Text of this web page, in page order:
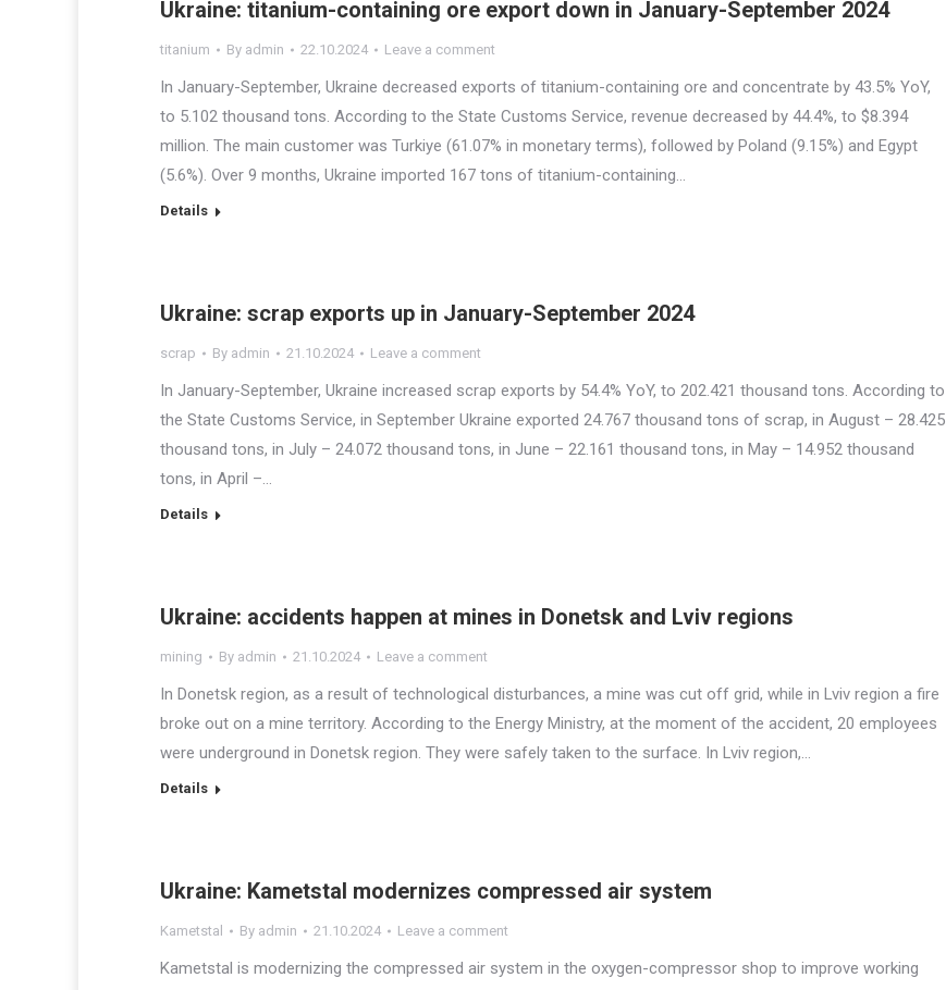
Ukraine: titanium-containing ore export down in January-September 2024
titanium By admin 22.10.2024 Leave a comment
In January-September, Ukraine decreased exports of titanium-containing ore and concentrate by 43.5% YoY,
to 5.102 thousand tons. According to the State Customs Service, revenue decreased by 44.4%, to $8.394
million. The main customer was Turkiye (61.07% in monetary terms), followed by Poland (9.15%) and Egypt
(5.6%). Over 9 months, Ukraine imported 167 tons of titanium-containing…
Details
Ukraine: scrap exports up in January-September 2024
scrap By admin 21.10.2024 Leave a comment
In January-September, Ukraine increased scrap exports by 54.4% YoY, to 202.421 thousand tons. According to
the State Customs Service, in September Ukraine exported 24.767 thousand tons of scrap, in August – 28.425
thousand tons, in July – 24.072 thousand tons, in June – 22.161 thousand tons, in May – 14.952 thousand
tons, in April –…
Details
Ukraine: accidents happen at mines in Donetsk and Lviv regions
mining By admin 21.10.2024 Leave a comment
In Donetsk region, as a result of technological disturbances, a mine was cut off grid, while in Lviv region a fire
broke out on a mine territory. According to the Energy Ministry, at the moment of the accident, 20 employees
were underground in Donetsk region. They were safely taken to the surface. In Lviv region,…
Details
Ukraine: Kametstal modernizes compressed air system
Kametstal By admin 21.10.2024 Leave a comment
Kametstal is modernizing the compressed air system in the oxygen-compressor shop to improve working